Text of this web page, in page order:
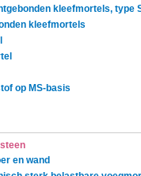
kleefmortels, type
kleefmortels
op MS-basis
en wand